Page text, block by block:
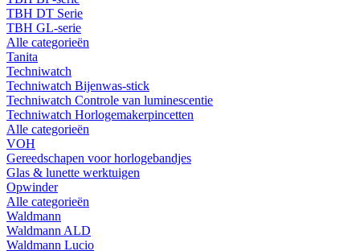
TBH DT Serie
TBH GL-serie
Alle categorieën
Tanita
Techniwatch
Techniwatch Bijenwas-stick
Techniwatch Controle van luminescentie
Techniwatch Horlogemakerpincetten
Alle categorieën
VOH
Gereedschapen voor horlogebandjes
Glas & lunette werktuigen
Opwinder
Alle categorieën
Waldmann
Waldmann ALD
Waldmann Lucio